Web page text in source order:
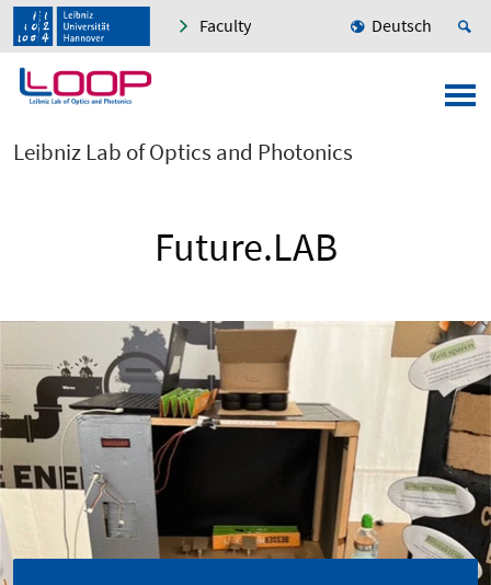
Faculty Deutsch
Leibniz Lab of Optics and Photonics
Future.LAB